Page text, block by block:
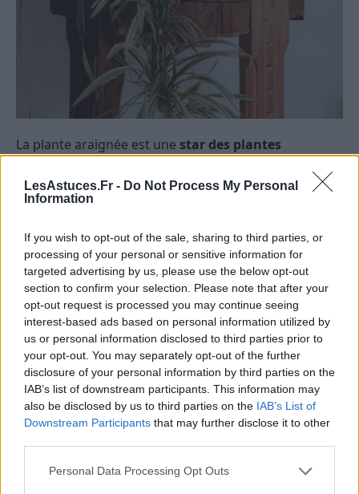
LesAstuces.Fr - Do Not Process My Personal
Information
If you wish to opt-out of the sale, sharing to third parties, or
processing of your personal or sensitive information for
targeted advertising by us, please use the below opt-out
section to confirm your selection. Please note that after your
opt-out request is processed you may continue seeing
interest-based ads based on personal information utilized by
us or personal information disclosed to third parties prior to
your opt-out. You may separately opt-out of the further
disclosure of your personal information by third parties on the
IAB’s list of downstream participants. This information may
also be disclosed by us to third parties on the IAB’s List of
Downstream Participants that may further disclose it to other
Personal Data Processing Opt Outs
La plante araignée est une star des plantes
Elle supporte aussi bien la lumière que l’ombre et ne
En plus, elle est très efficace pourpurifier l’air de
votre maison. 🌿
Conseils d’entretien
Eau : Arrosez modérément
et laissez sécher le
terreau entre deux arrosages.
Lumière : Lumière indirecte ou ombre légère,
évitez le soleil direct.